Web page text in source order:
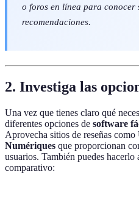
o foros en línea para conocer
recomendaciones.
2. Investiga las
Una vez que tienes claro qué
diferentes opciones de software
Aprovecha sitios de reseñas como
Numériques que proporcionan
usuarios. También puedes
comparativo: